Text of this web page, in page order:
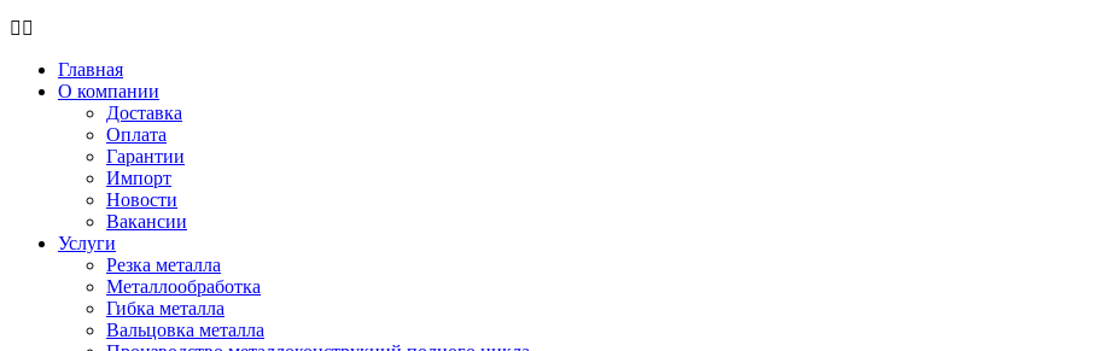
Главная
О компании
Доставка
Оплата
Гарантии
Импорт
Новости
Вакансии
Услуги
Резка металла
Металлообработка
Гибка металла
Вальцовка металла